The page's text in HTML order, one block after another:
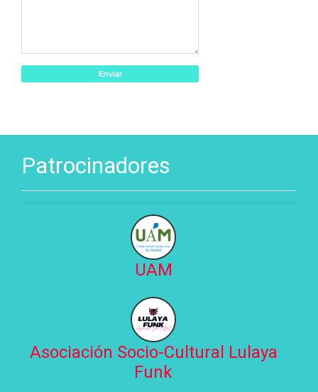
Patrocinadores
UAM
Asociación Socio-Cultural Lulaya
Funk